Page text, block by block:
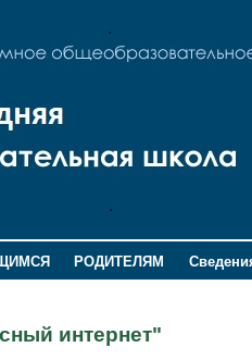
РОДИТЕЛЯМ
интернет"